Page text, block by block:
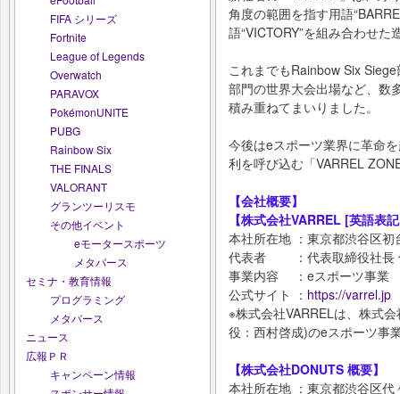
FIFA シリーズ
Fortnite
League of Legends
Overwatch
PARAVOX
PokémonUNITE
PUBG
Rainbow Six
THE FINALS
VALORANT
グランツーリスモ
その他イベント
eモータースポーツ
メタバース
セミナ・教育情報
プログラミング
メタバース
ニュース
広報ＰＲ
キャンペーン情報
角度の範囲を指す用語
語“VICTORY”を組み合わせた
これまでもRainbow Six
部門の世界大会出場など、数
積み重ねてまいりました。
今後はeスポーツ業界に革命
利を呼び込む「VARREL
【会社概要】
【株式会社VARREL [英語表
本社所在地 ：東京都渋谷区初
代表者 ：代表取締役社長
事業内容 ：eスポーツ事業
公式サイト ： https://varrel.jp
※株式会社VARRELは、株式
役：西村啓成)のeスポーツ事
【株式会社DONUTS 概要】
本社所在地 ：東京都渋谷区